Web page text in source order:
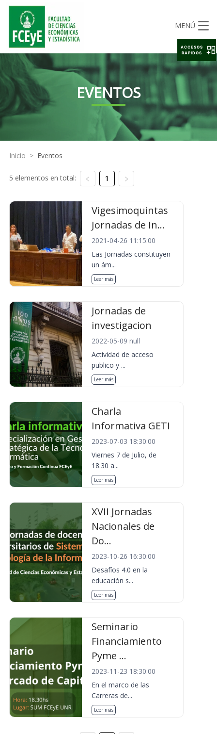
MENÚ
EVENTOS
Inicio > Eventos
5 elementos en total: 1
Vigesimoquintas
Jornadas de In...
2021-04-26 11:15:00
Las Jornadas constituyen
un ám...
Leer más
Jornadas de
investigacion
2022-05-09 null
Actividad de acceso
publico y ...
Leer más
Charla
Informativa GETI
2023-07-03 18:30:00
Viernes 7 de Julio, de
18.30 a...
Leer más
XVII Jornadas
Nacionales de
Do...
2023-10-26 16:30:00
Desafíos 4.0 en la
educación s...
Leer más
Seminario
Financiamiento
Pyme ...
2023-11-23 18:30:00
En el marco de las
Carreras de...
Leer más
ACCESOS
RAPIDOS